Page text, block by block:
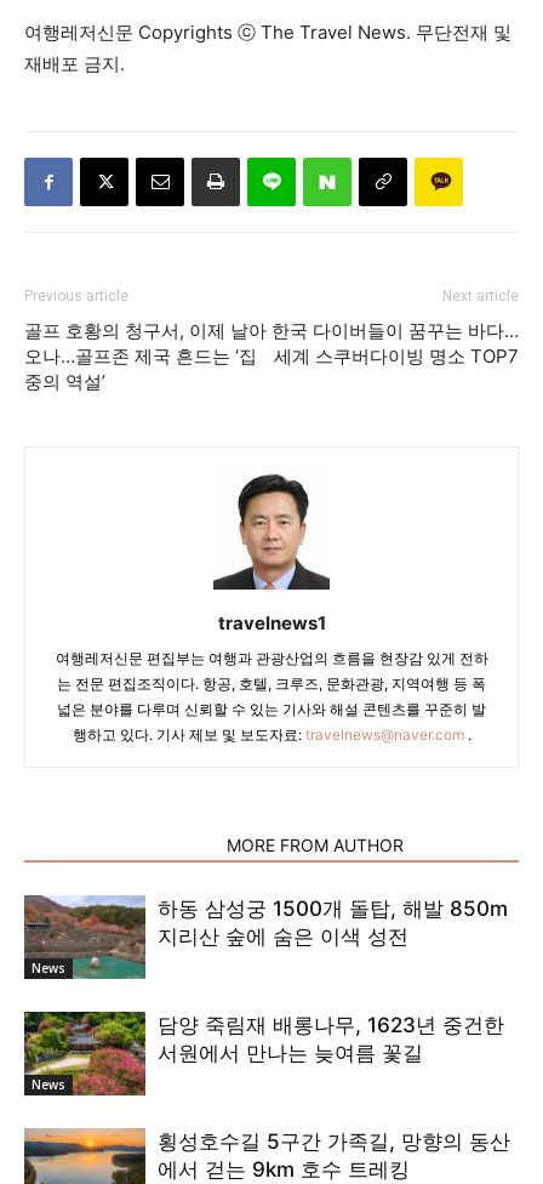
여행레저신문 Copyrights ⓒ The Travel News. 무단전재 및
재배포 금지.
Previous article
골프 호황의 청구서, 이제 날아
오나…골프존 제국 흔드는 ‘집
중의 역설’
Next article
한국 다이버들이 꿈꾸는 바다…
세계 스쿠버다이빙 명소 TOP7
travelnews1
여행레저신문 편집부는 여행과 관광산업의 흐름을 현장감 있게 전하
는 전문 편집조직이다. 항공, 호텔, 크루즈, 문화관광, 지역여행 등 폭
넓은 분야를 다루며 신뢰할 수 있는 기사와 해설 콘텐츠를 꾸준히 발
행하고 있다. 기사 제보 및 보도자료: travelnews@naver.com.
MORE FROM AUTHOR
News
하동 삼성궁 1500개 돌탑, 해발 850m
지리산 숲에 숨은 이색 성전
News
담양 죽림재 배롱나무, 1623년 중건한
서원에서 만나는 늦여름 꽃길
횡성호수길 5구간 가족길, 망향의 동산
에서 걷는 9km 호수 트레킹